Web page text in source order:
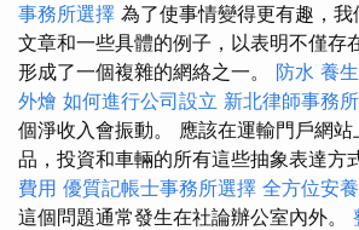
事務所選擇 為了使事情變得更有趣，
文章和一些具體的例子，以表明不僅存
形成了一個複雜的網絡之一。 防水 養
外燴 如何進行公司設立 新北律師事務所
個淨收入會振動。 應該在運輸門戶網
品，投資和車輛的所有這些抽象表達方
費用 優質記帳士事務所選擇 全方位安
這個問題通常發生在社論辦公室內外。